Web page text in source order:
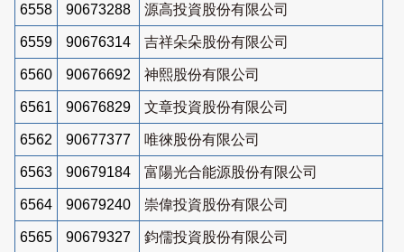
6558 90673288 源高投資股份有限公司
6559 90676314 吉祥朵朵股份有限公司
6560 90676692 神熙股份有限公司
6561 90676829 文章投資股份有限公司
6562 90677377 唯徠股份有限公司
6563 90679184 富陽光合能源股份有限公司
6564 90679240 崇偉投資股份有限公司
6565 90679327 鈞儒投資股份有限公司